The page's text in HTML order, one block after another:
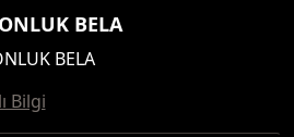
BELA
BELA
Bilgi